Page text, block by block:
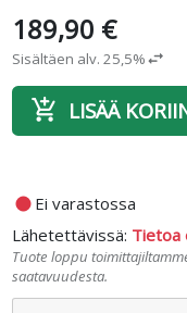
189,90 €
Sisältäen alv. 25,5%swap_horiz
add_shopping_cart LISÄÄ
fiber_manual_record Ei varastossa
Lähetettävissä: Tietoa
Tuote loppu
saatavuudesta.